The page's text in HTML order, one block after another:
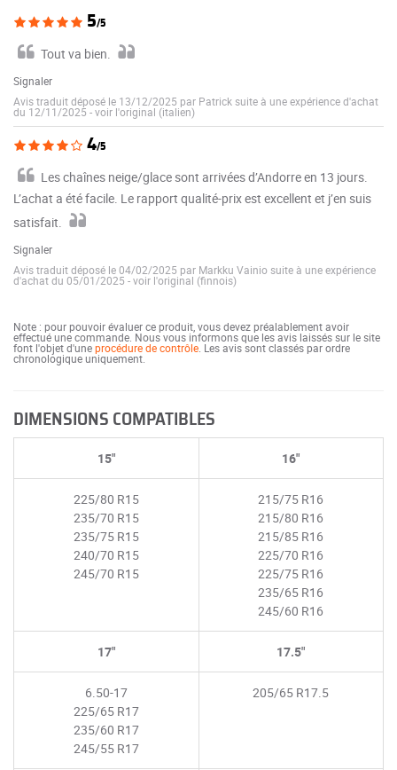
5/5
Tout va bien.
Signaler
Avis traduit déposé le 13/12/2025 par Patrick suite à une expérience d'achat
du 12/11/2025 -voir l'original (italien)
4/5
Les chaînes neige/glace sont arrivées d’Andorre en 13 jours.
L’achat a été facile. Le rapport qualité-prix est excellent et j’en suis
satisfait.
Signaler
Avis traduit déposé le 04/02/2025 par Markku Vainio suite à une expérience
d'achat du 05/01/2025 -voir l'original (finnois)
Note : pour pouvoir évaluer ce produit, vous devez préalablement avoir
effectué une commande. Nous vous informons que les avis laissés sur le site
font l'objet d'uneprocédure de contrôle . Les avis sont classés par ordre
chronologique uniquement.
DIMENSIONS COMPATIBLES
15"
225/80 R15
235/70 R15
235/75 R15
240/70 R15
245/70 R15
16"
215/75 R16
215/80 R16
215/85 R16
225/70 R16
225/75 R16
235/65 R16
245/60 R16
17"
6.50-17
225/65 R17
235/60 R17
245/55 R17
17.5"
205/65 R17.5